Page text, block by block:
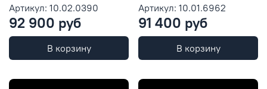
Артикул: 10.02.0390
92 900 руб
В корзину
Артикул: 10.01.6962
91 400 руб
В корзину